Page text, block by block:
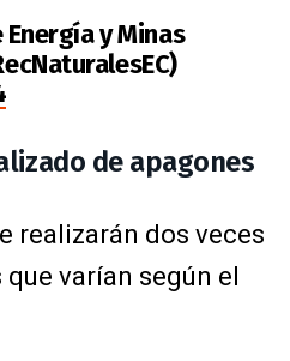
y Minas
de apagones
realizarán dos veces
varían según el